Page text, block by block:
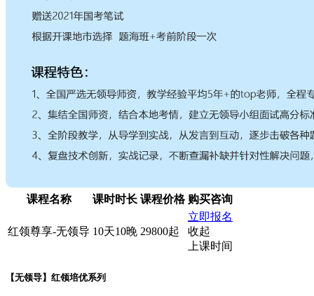
课程名称 课时时长 课程价格 购买咨询
红领尊享-无领导 10天10晚 29800起
立即报名
收起
上课时间
【无领导】红领培优系列